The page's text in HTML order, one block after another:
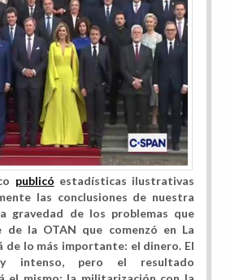
publicó estadísticas ilustrativas
las conclusiones de nuestra
gravedad de los problemas que
de la OTAN que comenzó en La
de lo más importante: el dinero. El
intenso, pero el resultado